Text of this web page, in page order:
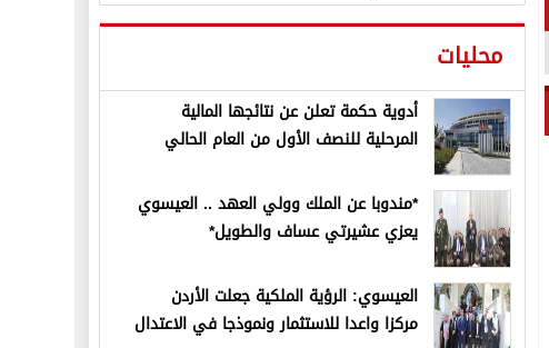
محليات
أدوية حكمة تعلن عن نتائجها المالية
المرحلية للنصف الأول من العام الحالي
*مندوبا عن الملك وولي العهد .. العيسوي
يعزي عشيرتي عساف والطويل*
العيسوي: الرؤية الملكية جعلت الأردن
مركزا واعدا للاستثمار ونموذجا في الاعتدال